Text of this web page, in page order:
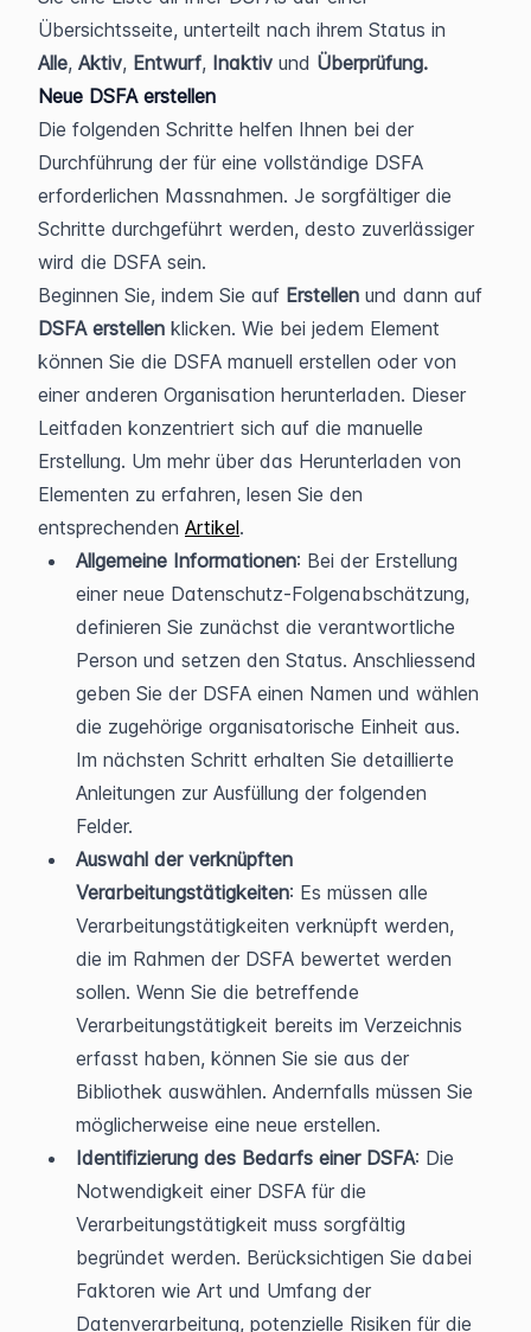
Alle, Aktiv, Entwurf, Inaktiv und Überprüfung.
Neue DSFA erstellen
Die folgenden Schritte helfen Ihnen bei der
Durchführung der für eine vollständige DSFA
erforderlichen Massnahmen. Je sorgfältiger die
Schritte durchgeführt werden, desto zuverlässiger
wird die DSFA sein.
Beginnen Sie, indem Sie auf Erstellen
DSFA erstellen klicken. Wie bei jedem Element
können Sie die DSFA manuell erstellen oder von
einer anderen Organisation herunterladen. Dieser
Leitfaden konzentriert sich auf die manuelle
Erstellung. Um mehr über das Herunterladen von
Elementen zu erfahren, lesen Sie den
entsprechenden Artikel.
Allgemeine Informationen: Bei der Erstellung
einer neue Datenschutz-Folgenabschätzung,
definieren Sie zunächst die verantwortliche
Person und setzen den Status. Anschliessend
geben Sie der DSFA einen Namen und wählen
die zugehörige organisatorische Einheit aus.
Im nächsten Schritt erhalten Sie detaillierte
Anleitungen zur Ausfüllung der folgenden
Felder.
Auswahl der verknüpften
Verarbeitungstätigkeiten: Es müssen alle
Verarbeitungstätigkeiten verknüpft werden,
die im Rahmen der DSFA bewertet werden
sollen. Wenn Sie die betreffende
Verarbeitungstätigkeit bereits im Verzeichnis
erfasst haben, können Sie sie aus der
Bibliothek auswählen. Andernfalls müssen Sie
möglicherweise eine neue erstellen.
Identifizierung des Bedarfs einer DSFA: Die
Notwendigkeit einer DSFA für die
Verarbeitungstätigkeit muss sorgfältig
begründet werden. Berücksichtigen Sie dabei
Faktoren wie Art und Umfang der
Datenverarbeitung, potenzielle Risiken für die